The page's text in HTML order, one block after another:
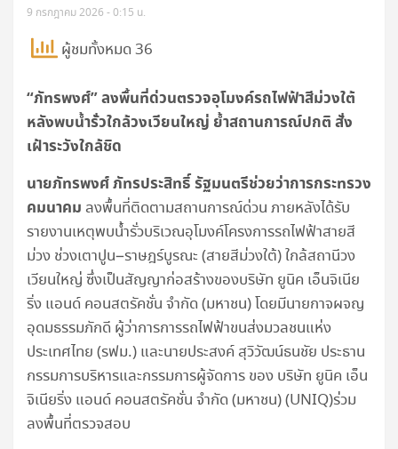
9 กรกฎาคม 2026 - 0:15 น.
ผู้ชมทั้งหมด 36
“ภัทรพงศ์” ลงพื้นที่ด่วนตรวจอุโมงค์รถไฟฟ้าสีม่วงใต้
หลังพบน้ำรั่วใกล้วงเวียนใหญ่ ย้ำสถานการณ์ปกติ สั่ง
เฝ้าระวังใกล้ชิด
นายภัทรพงศ์ ภัทรประสิทธิ์ รัฐมนตรีช่วยว่าการกระทรวง
คมนาคม ลงพื้นที่ติดตามสถานการณ์ด่วน ภายหลังได้รับ
รายงานเหตุพบน้ำรั่วบริเวณอุโมงค์โครงการรถไฟฟ้าสายสี
ม่วง ช่วงเตาปูน–ราษฎร์บูรณะ (สายสีม่วงใต้) ใกล้สถานีวง
เวียนใหญ่ ซึ่งเป็นสัญญาก่อสร้างของบริษัท ยูนิค เอ็นจิเนีย
ริ่ง แอนด์ คอนสตรัคชั่น จำกัด (มหาชน) โดยมีนายกาจผจญ
อุดมธรรมภักดี ผู้ว่าการการรถไฟฟ้าขนส่งมวลชนแห่ง
ประเทศไทย (รฟม.) และนายประสงค์ สุวิวัฒน์ธนชัย ประธาน
กรรมการบริหารและกรรมการผู้จัดการ ของ บริษัท ยูนิค เอ็น
จิเนียริ่ง แอนด์ คอนสตรัคชั่น จำกัด (มหาชน) (UNIQ)ร่วม
ลงพื้นที่ตรวจสอบ